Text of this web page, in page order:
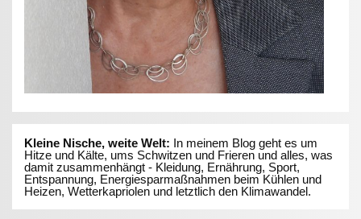
Kleine Nische, weite Welt: In meinem Blog geht es um
Hitze und Kälte, ums Schwitzen und Frieren und alles, was
damit zusammenhängt - Kleidung, Ernährung, Sport,
Entspannung, Energiesparmaßnahmen beim Kühlen und
Heizen, Wetterkapriolen und letztlich den Klimawandel.